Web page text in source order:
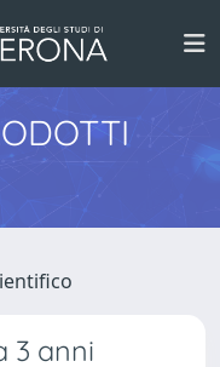
3 anni